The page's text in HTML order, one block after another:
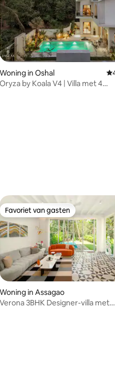
beoordeling van 5 op 5, 4
Woning in Oshal
Oryza by Koala V4 | Villa met 4
van 4,94 op 5, 113
Favoriet van gasten
Favoriet van gasten
Woning in Assagao
Verona 3BHK Designer-villa met